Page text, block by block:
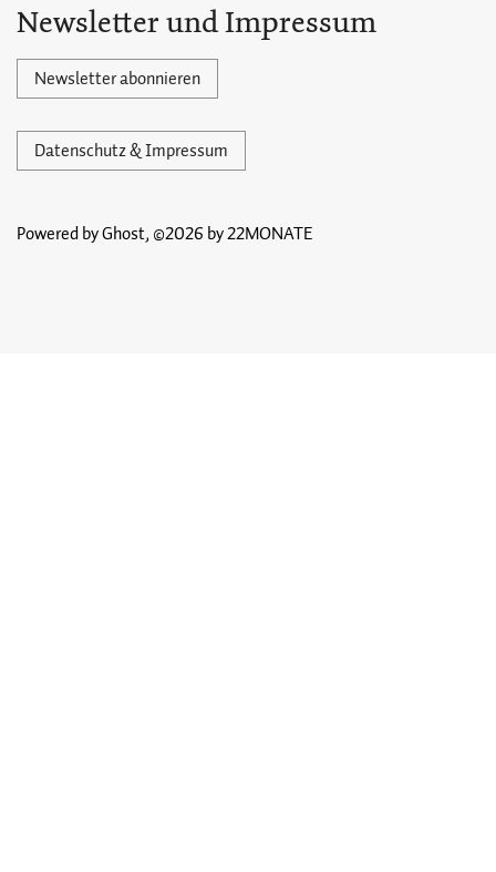
Newsletter und Impressum
Newsletter abonnieren
Datenschutz & Impressum
Powered by Ghost,©2026 by 22MONATE